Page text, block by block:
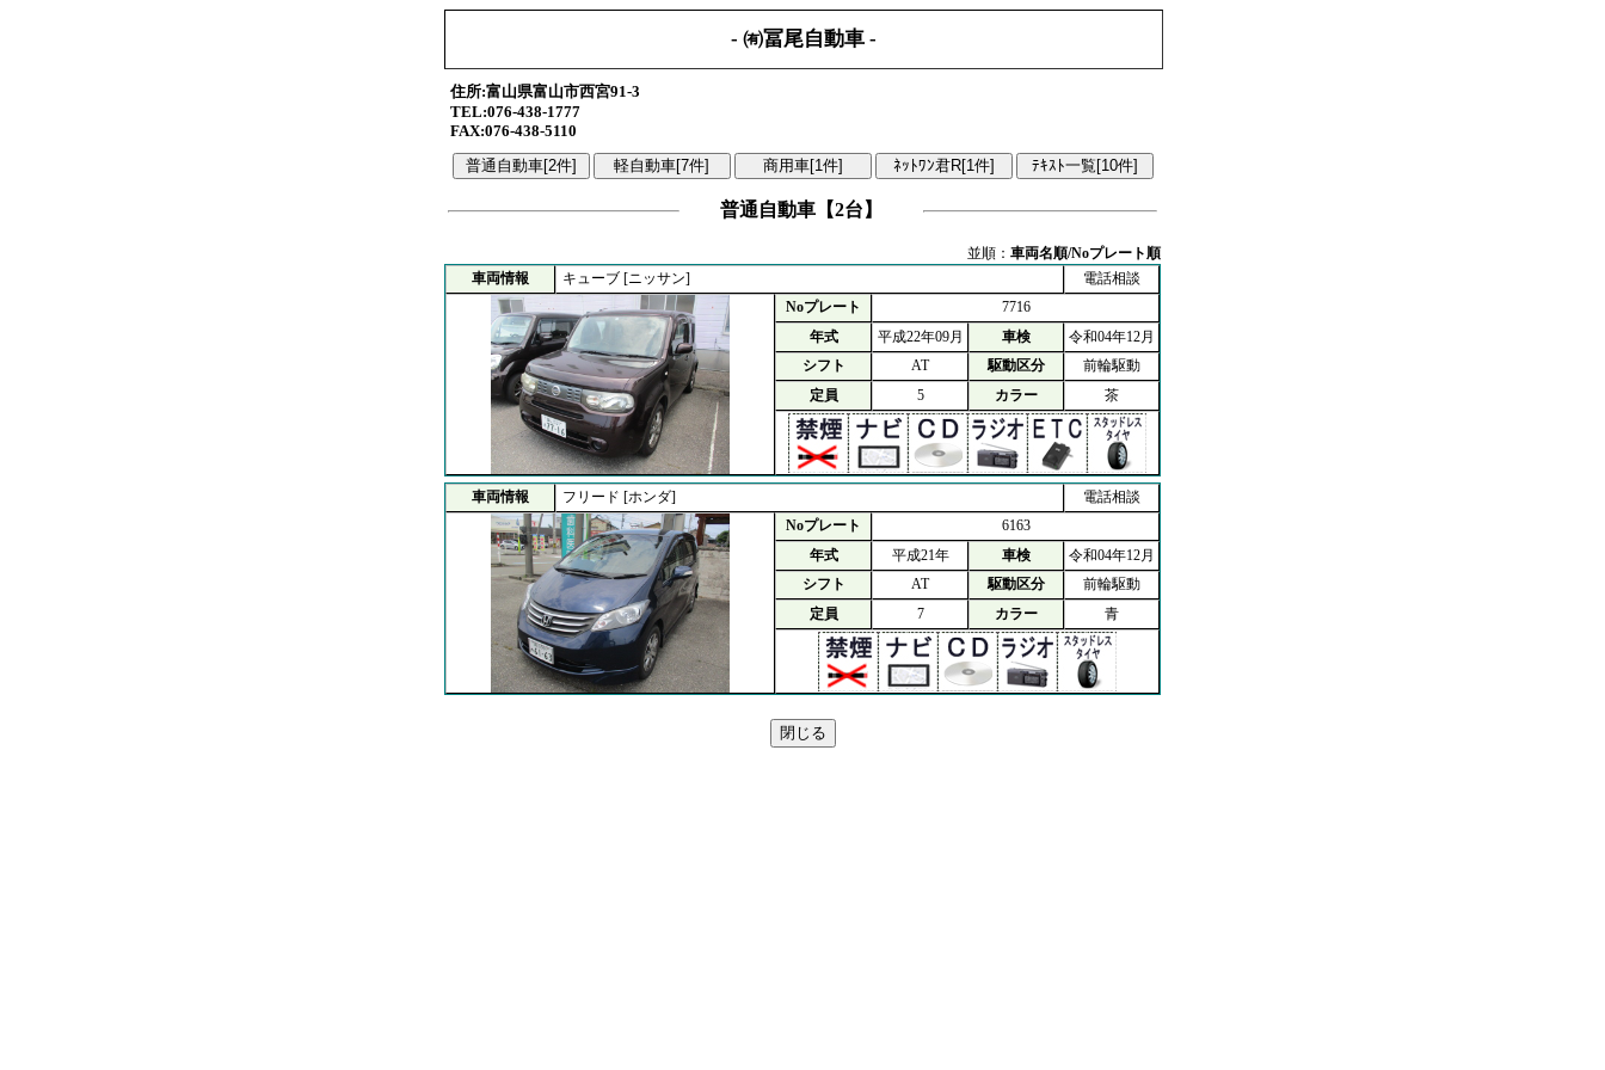
- ㈲冨尾自動車 -
住所:富山県富山市西宮91-3
TEL:076-438-1777
FAX:076-438-5110
普通自動車【2台】
並順： 車両名順/Noプレート順
車両情報
キューブ [ニッサン]
電話相談
Noプレート
7716
年式
平成22年09月 車検
令和04年12月
シフト
AT 駆動区分
前輪駆動
定員
5 カラー 茶
車両情報 フリード [ホンダ]
電話相談
Noプレート
6163
年式
平成21年 車検
令和04年12月
シフト
AT 駆動区分
前輪駆動
定員
7 カラー 青